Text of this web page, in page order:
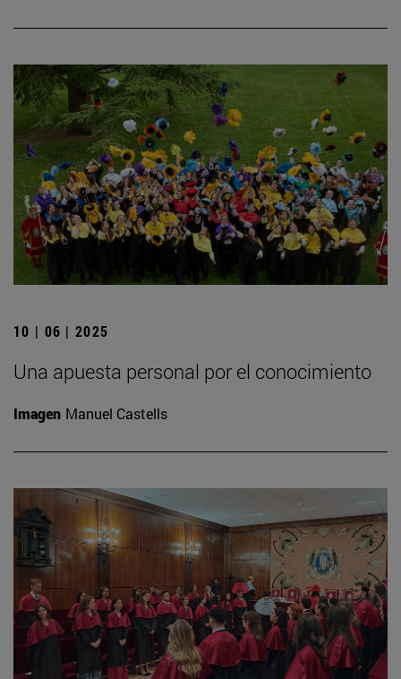
10 | 06 | 2025
Una apuesta personal por el conocimiento
Imagen Manuel Castells